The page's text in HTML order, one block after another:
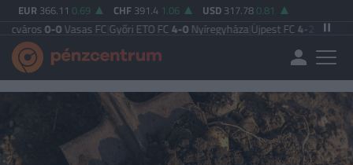
EUR 366.11 0.69 CHF 391.4 1.06 USD 317.78 0.81
Vasas FC|Győri ETO FC4-0Nyíregyháza|Újpest FC4-2Debreceni VSC|